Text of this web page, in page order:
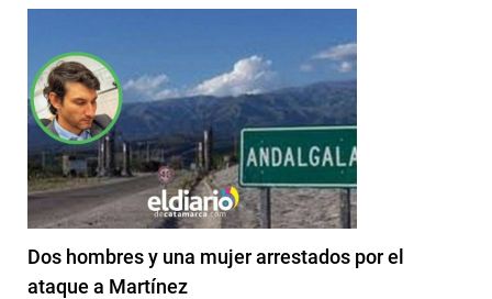
Dos hombres y una mujer arrestados por el
ataque a Martínez